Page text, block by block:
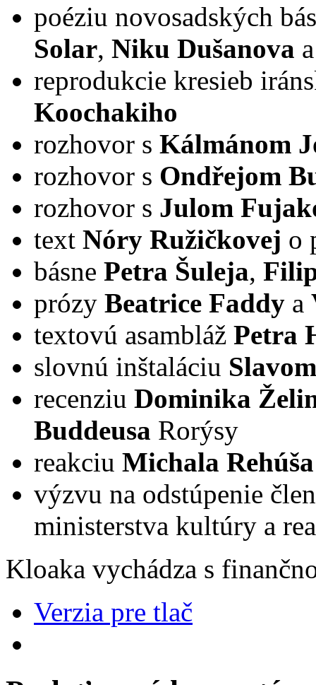
poéziu novosadských
Solar, Niku Dušanova
reprodukcie kresieb
Koochakiho
rozhovor s Kálmánom
rozhovor s Ondřejom
rozhovor s Julom
text Nóry Ružičkovej o
básne Petra Šuleja,
prózy Beatrice Faddy a
textovú asambláž Petra
slovnú inštaláciu
recenziu Dominika
Buddeusa Rorýsy
reakciu Michala Rehúša
výzvu na odstúpenie
ministerstva kultúry a
Kloaka vychádza s
Verzia pre tlač